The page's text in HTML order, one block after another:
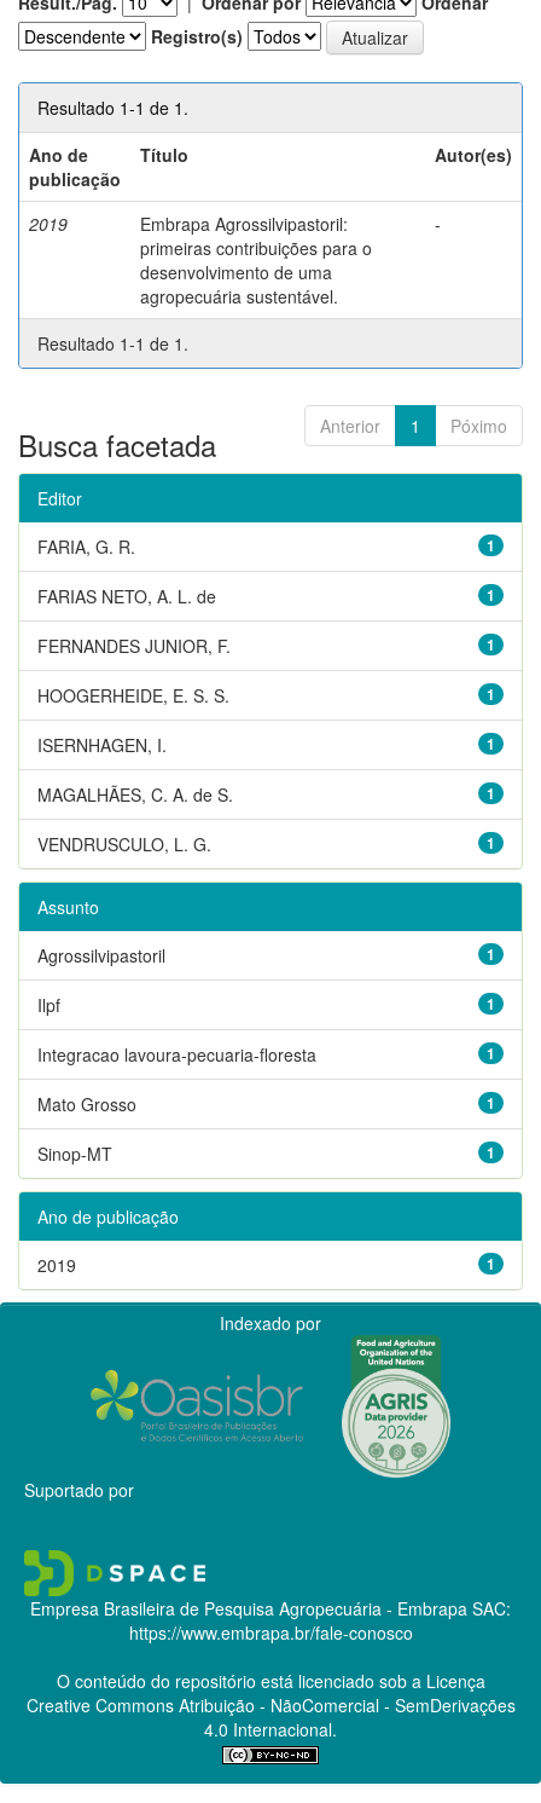
Registro(s)
Resultado 1-1 de 1.
Ano de
publicação
Título Autor(es)
2019
Embrapa Agrossilvipastoril:
primeiras contribuições para o
desenvolvimento de uma
agropecuária sustentável.
-
Resultado 1-1 de 1.
Anterior 1 Póximo
Busca facetada
Editor
1
FARIA, G. R.
1
FARIAS NETO, A. L. de
1
FERNANDES JUNIOR, F.
1
HOOGERHEIDE, E. S. S.
1
ISERNHAGEN, I.
1
MAGALHÃES, C. A. de S.
1
VENDRUSCULO, L. G.
Assunto
1
Agrossilvipastoril
1
Ilpf
1
Integracao lavoura-pecuaria-floresta
1
Mato Grosso
1
Sinop-MT
Ano de publicação
1
2019
Indexado por
Suportado por
Empresa Brasileira de Pesquisa Agropecuária - Embrapa SAC:
https://www.embrapa.br/fale-conosco
O conteúdo do repositório está licenciado sob a Licença
Creative CommonsAtribuição - NãoComercial - SemDerivações
4.0 Internacional.